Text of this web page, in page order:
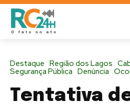
Destaque Região dos Lagos
Segurança Pública Denúncia
Tentativa